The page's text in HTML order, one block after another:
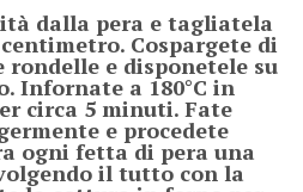
dalla pera e tagliatela
Cospargete di
rondelle e disponetele su
Infornate a 180°C in
circa 5 minuti. Fate
e procedete
ogni fetta di pera una
il tutto con la